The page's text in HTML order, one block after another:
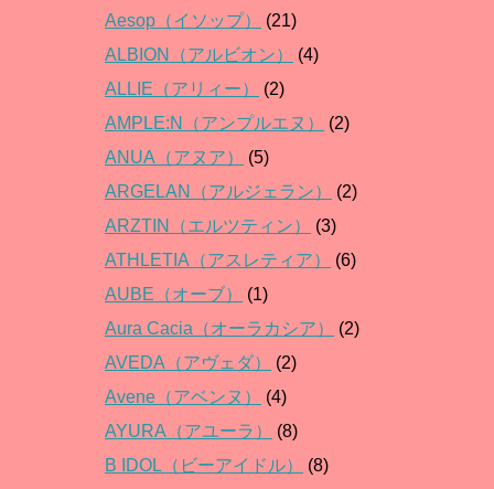
Aesop（イソップ）
(21)
ALBION（アルビオン）
(4)
ALLIE（アリィー）
(2)
AMPLE:N（アンプルエヌ）
(2)
ANUA（アヌア）
(5)
ARGELAN（アルジェラン）
(2)
ARZTIN（エルツティン）
(3)
ATHLETIA（アスレティア）
(6)
AUBE（オーブ）
(1)
Aura Cacia（オーラカシア）
(2)
AVEDA（アヴェダ）
(2)
Avene（アベンヌ）
(4)
AYURA（アユーラ）
(8)
B IDOL（ビーアイドル）
(8)